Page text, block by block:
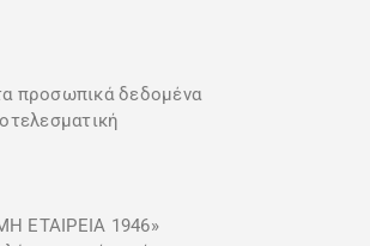
προσωπικά δεδομένα
ΕΤΑΙΡΕΙΑ 1946»